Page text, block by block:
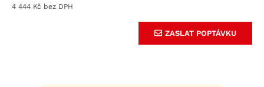
4 444 Kč
ZASLAT POPTÁVKU